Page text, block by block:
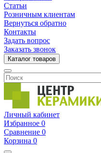
Статьи
Розничным клиентам
Вернуться обратно
Контакты
Задать вопрос
Заказать звонок
Каталог товаров
Личный кабинет
Избранное 0
Сравнение 0
Корзина 0